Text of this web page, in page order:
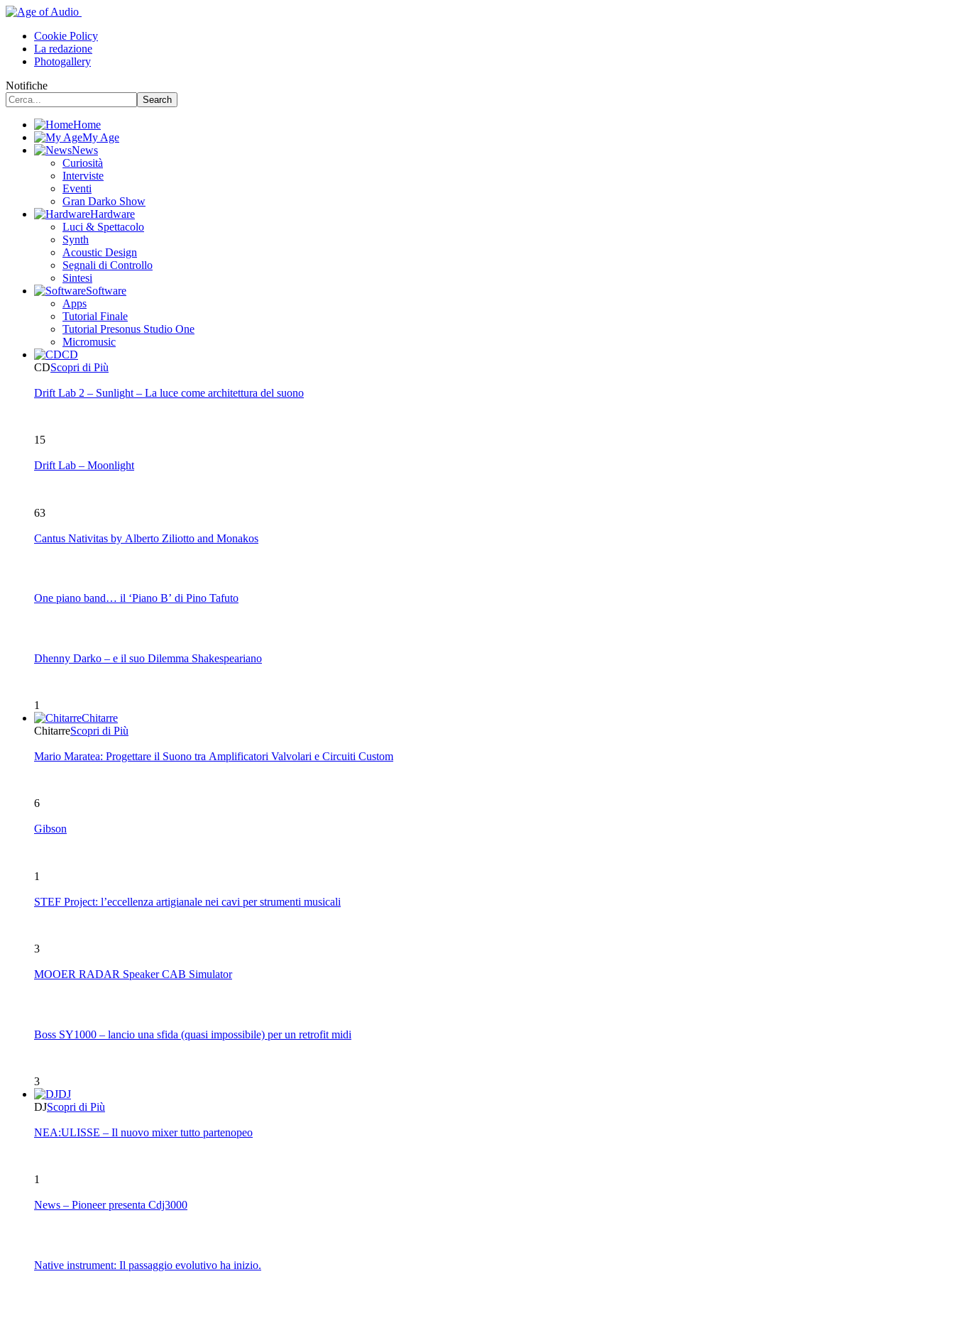
Cookie Policy
La redazione
Photogallery
Notifiche
Home
My Age
News
Curiosità
Interviste
Eventi
Gran Darko Show
Hardware
Luci & Spettacolo
Synth
Acoustic Design
Segnali di Controllo
Sintesi
Software
Apps
Tutorial Finale
Tutorial Presonus Studio One
Micromusic
CD
CDScopri di Più
Drift Lab 2 – Sunlight – La luce come architettura del suono
15
Drift Lab – Moonlight
63
Cantus Nativitas by Alberto Ziliotto and Monakos
One piano band… il ‘Piano B’ di Pino Tafuto
Dhenny Darko – e il suo Dilemma Shakespeariano
1
Chitarre
ChitarreScopri di Più
Mario Maratea: Progettare il Suono tra Amplificatori Valvolari e Circuiti Custom
6
Gibson
1
STEF Project: l’eccellenza artigianale nei cavi per strumenti musicali
3
MOOER RADAR Speaker CAB Simulator
Boss SY1000 – lancio una sfida (quasi impossibile) per un retrofit midi
3
DJ
DJScopri di Più
NEA:ULISSE – Il nuovo mixer tutto partenopeo
1
News – Pioneer presenta Cdj3000
Native instrument: Il passaggio evolutivo ha inizio.